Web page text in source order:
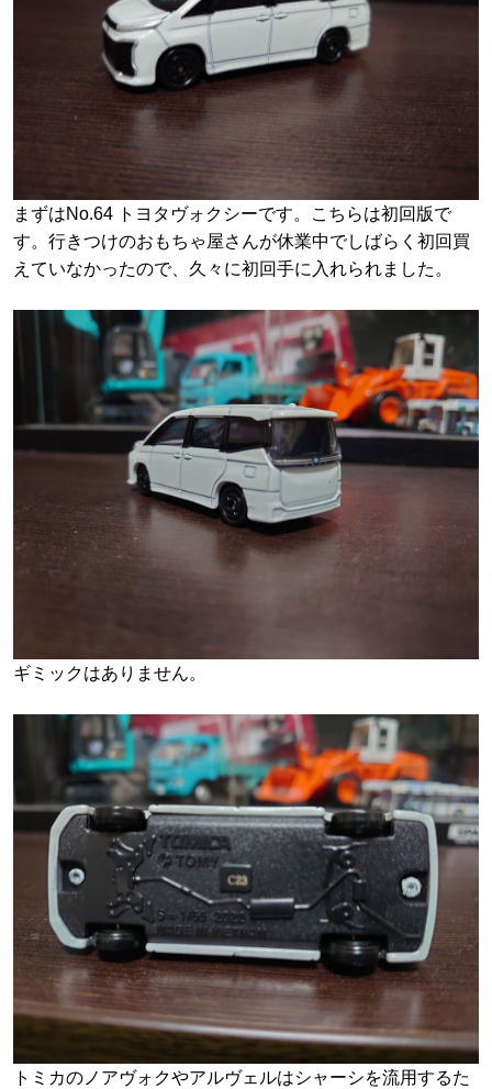
まずはNo.64 トヨタヴォクシーです。こちらは初回版で
す。行きつけのおもちゃ屋さんが休業中でしばらく初回買
えていなかったので、久々に初回手に入れられました。
ギミックはありません。
トミカのノアヴォクやアルヴェルはシャーシを流用するた